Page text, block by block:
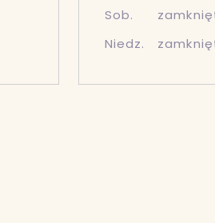
Sob.
Niedz.